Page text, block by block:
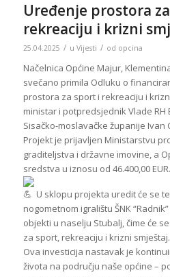
Uređenje prostora
rekreaciju i krizni
25.04.2025 / u Vijesti / od opcina
Načelnica Općine Majur,
svečano primila Odluku o
prostora za sport i rekreaciju i
ministar i potpredsjednik Vlade RH
Sisačko-moslavačke županije Ivan
Projekt je prijavljen Ministarstvu
graditeljstva i državne imovine, a
sredstva u iznosu od 46.400,00 EUR.
U sklopu projekta uredit će se
nogometnom igralištu ŠNK
objekti u naselju Stubalj, čime će
za sport, rekreaciju i krizni smještaj.
Ova investicija nastavak je
života na području naše općine –